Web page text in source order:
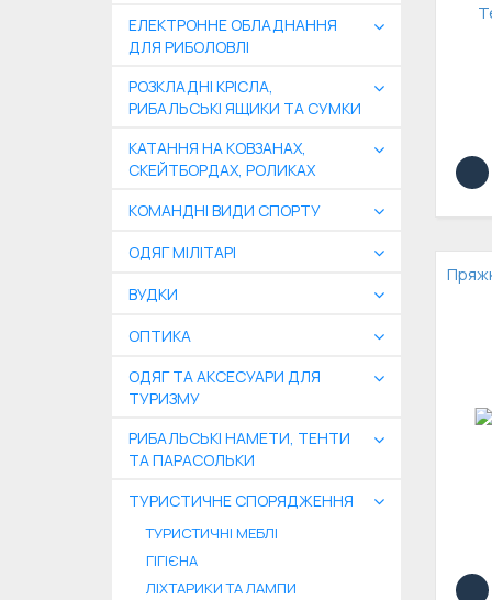
ЕЛЕКТРОННЕ ОБЛАДНАННЯ
ДЛЯ РИБОЛОВЛІ
РОЗКЛАДНІ КРІСЛА,
РИБАЛЬСЬКІ ЯЩИКИ ТА СУМКИ
КАТАННЯ НА КОВЗАНАХ,
СКЕЙТБОРДАХ, РОЛИКАХ
КОМАНДНІ ВИДИ СПОРТУ
ОДЯГ МІЛІТАРІ
ВУДКИ
ОПТИКА
ОДЯГ ТА АКСЕСУАРИ ДЛЯ
ТУРИЗМУ
РИБАЛЬСЬКІ НАМЕТИ, ТЕНТИ
ТА ПАРАСОЛЬКИ
ТУРИСТИЧНЕ СПОРЯДЖЕННЯ
ТУРИСТИЧНІ МЕБЛІ
ГІГІЄНА
ЛІХТАРИКИ ТА ЛАМПИ